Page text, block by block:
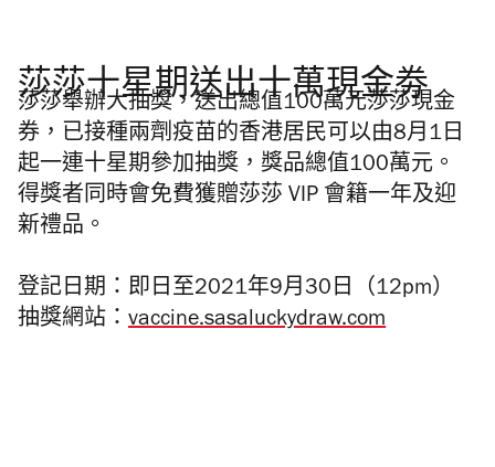
莎莎十星期送出十萬現金劵
莎莎舉辦大抽獎，送出總值100萬元莎莎現金
券，已接種兩劑疫苗的香港居民可以由8月1日
起一連十星期參加抽獎，獎品總值100萬元。
得獎者同時會免費獲贈莎莎 VIP 會籍一年及迎
新禮品。
登記日期：即日至2021年9月30日（12pm）
抽獎網站： vaccine.sasaluckydraw.com